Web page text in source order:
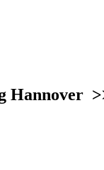
Hannover